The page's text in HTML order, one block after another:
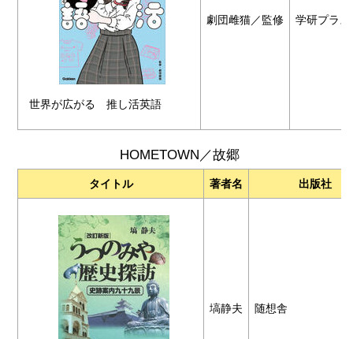
世界が広がる 推し活英語
劇団雌猫／監修 学研プラ
HOMETOWN／故郷
タイトル 著者名 出版社
塙静夫 随想舎